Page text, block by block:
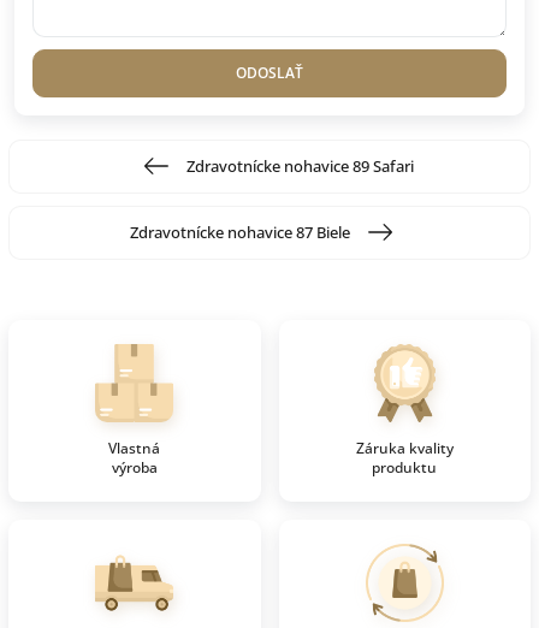
ODOSLAŤ
Zdravotnícke nohavice 89 Safari
Zdravotnícke nohavice 87 Biele
Vlastná
výroba
Záruka kvality
produktu